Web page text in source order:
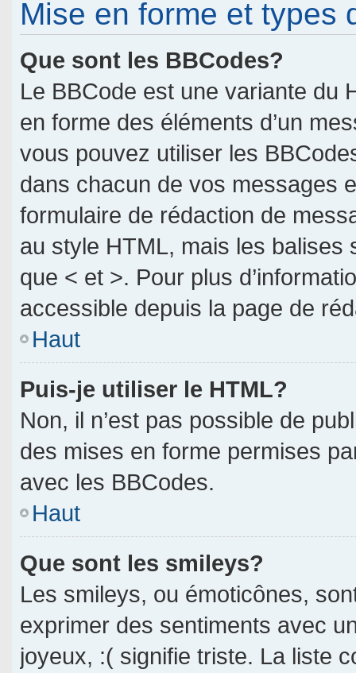
Mise en forme et types
Que sont les BBCodes?
Le BBCode est une variante du
en forme des éléments d’un
vous pouvez utiliser les
dans chacun de vos messages
formulaire de rédaction de
au style HTML, mais les
que < et >. Pour plus
accessible depuis la page de
Haut
Puis-je utiliser le HTML?
Non, il n’est pas possible de
des mises en forme permises
avec les BBCodes.
Haut
Que sont les smileys?
Les smileys, ou émoticônes,
exprimer des sentiments avec
joyeux, :( signifie triste. La liste